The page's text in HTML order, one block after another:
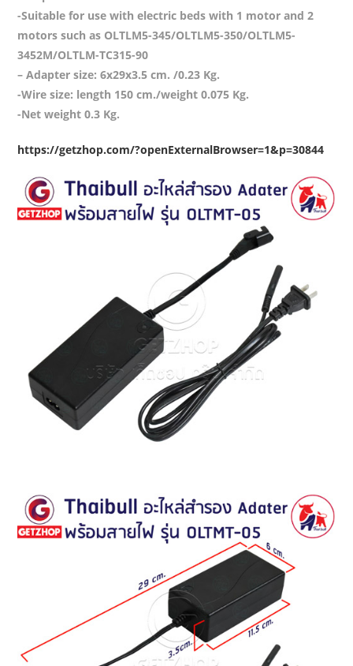
-Suitable for use with electric beds with 1 motor and 2
motors such as OLTLM5-345/OLTLM5-350/OLTLM5-
3452M/OLTLM-TC315-90
– Adapter size: 6x29x3.5 cm. /0.23 Kg.
-Wire size: length 150 cm./weight 0.075 Kg.
-Net weight 0.3 Kg.
https://getzhop.com/?openExternalBrowser=1&p=30844